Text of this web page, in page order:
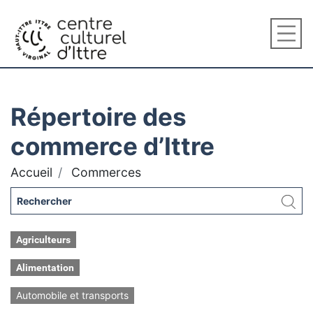
Répertoire des
commerce d’Ittre
Accueil Commerces
Agriculteurs
Alimentation
Automobile et transports